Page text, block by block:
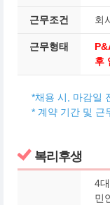
근무조건 회
근무형태
후
*채용 시, 마감일
* 계약 기간 및 근
복리후생
4
민